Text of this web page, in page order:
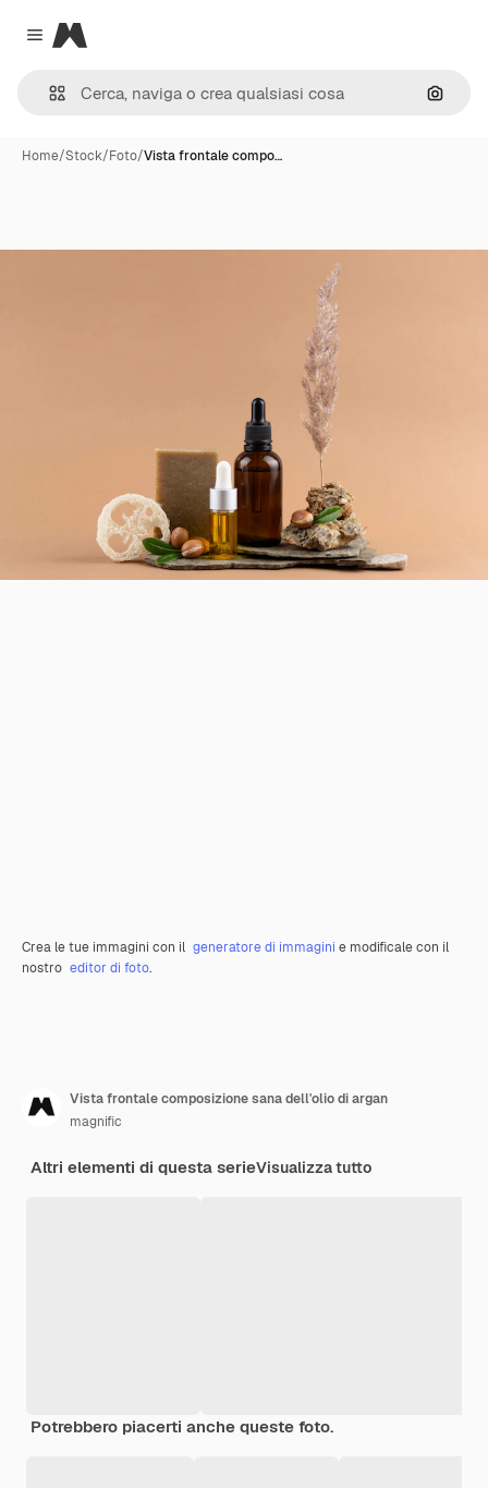
Close menu
Magnific
Cerca
Home/Stock/Foto/Vista frontale compo…
Crea le tue immagini con il generatore di immagini e modificale con il
nostro editor di foto.
Vista frontale composizione sana dell'olio di argan
magnific
Altri elementi di questa serieVisualizza tutto
Potrebbero piacerti anche queste foto.